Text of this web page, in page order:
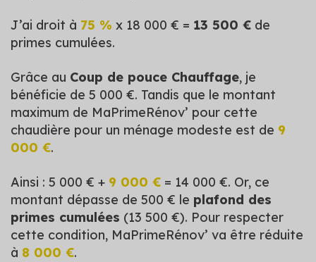
J’ai droit à 75 % x 18 000 € = 13 500 € de
primes cumulées.
Grâce au Coup de pouce Chauffage, je
bénéficie de 5 000 €. Tandis que le montant
maximum de MaPrimeRénov’ pour cette
chaudière pour un ménage modeste est de 9
000 €.
Ainsi : 5 000 € + 9 000 € = 14 000 €. Or, ce
montant dépasse de 500 € le plafond des
primes cumulées (13 500 €). Pour respecter
cette condition, MaPrimeRénov’ va être réduite
à 8 000 €.